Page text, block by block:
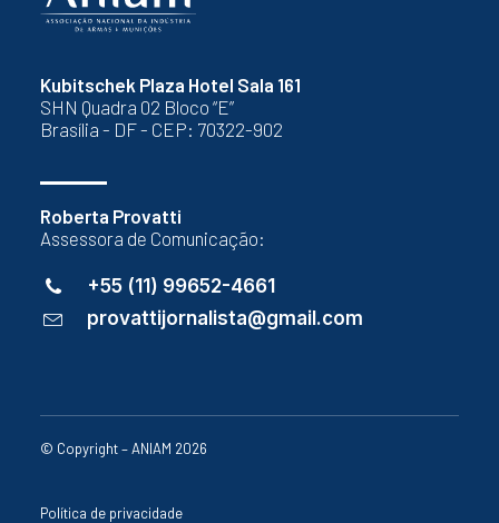
Kubitschek Plaza Hotel Sala 161
SHN Quadra 02 Bloco “E”
Brasília - DF - CEP: 70322-902
Roberta Provatti
Assessora de Comunicação:
+55 (11) 99652-4661
provattijornalista@gmail.com
© Copyright – ANIAM 2026
Política de privacidade